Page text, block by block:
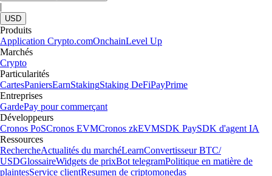
|
USD
Produits
Application Crypto.comOnchainLevel Up
Marchés
Crypto
Particularités
CartesPaniersEarnStakingStaking DeFiPayPrime
Entreprises
GardePay pour commerçant
Développeurs
Cronos PoSCronos EVMCronos zkEVMSDK PaySDK d'agent IA
Ressources
RechercheActualités du marchéLearnConvertisseur BTC/
USDGlossaireWidgets de prixBot telegramPolitique en matière de
plaintesService clientResumen de criptomonedas